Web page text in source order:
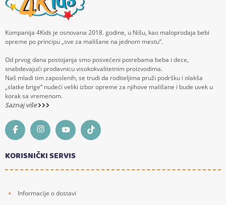
Kompanija 4Kids je osnovana 2018. godine, u Nišu, kao maloprodaja bebi
opreme po principu „sve za mališane na jednom mestu“.
Od prvog dana postojanja smo posvećeni potrebama beba i dece,
snabdevajući prodavnicu visokokvalitetnim proizvodima.
Naš mladi tim zaposlenih, se trudi da roditeljima pruži podršku i olakša
„slatke brige“ nudeći veliki izbor opreme za njihove mališane i bude uvek u
korak sa vremenom.
Saznaj više
KORISNIČKI SERVIS
Informacije o dostavi